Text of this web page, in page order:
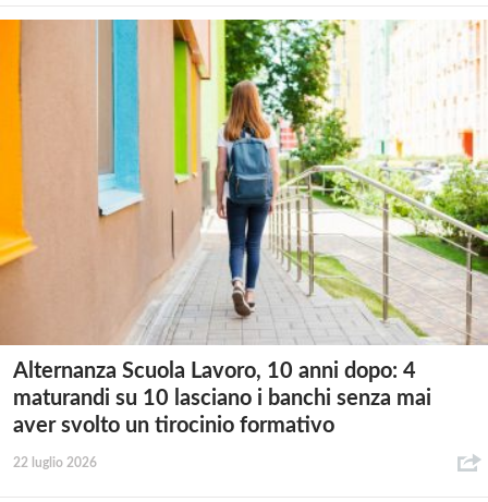
Alternanza Scuola Lavoro, 10 anni dopo: 4
maturandi su 10 lasciano i banchi senza mai
aver svolto un tirocinio formativo
22 luglio 2026